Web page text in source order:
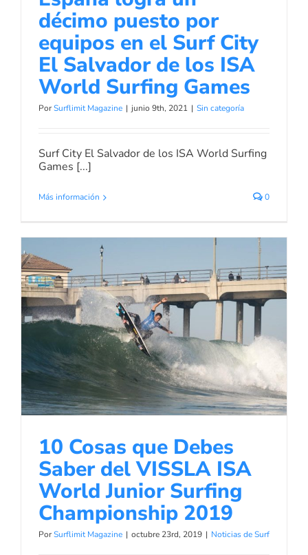
décimo puesto por
equipos en el Surf City
El Salvador de los ISA
World Surfing Games
PorSurflimit Magazine | junio 9th, 2021 | Sin categoría
Surf City El Salvador de los ISA World Surfing
Games [...]
Más información 0
10 Cosas que Debes Saber del
VISSLA ISA World Junior Surfing
Championship 2019
Noticias de Surf
10 Cosas que Debes
Saber del VISSLA ISA
World Junior Surfing
Championship 2019
PorSurflimit Magazine | octubre 23rd, 2019 | Noticias de Surf